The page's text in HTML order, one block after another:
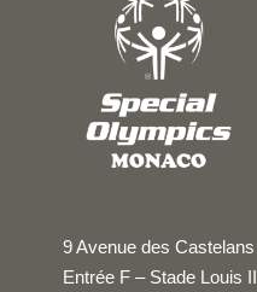
9 Avenue des Castelans
Entrée F – Stade Louis II